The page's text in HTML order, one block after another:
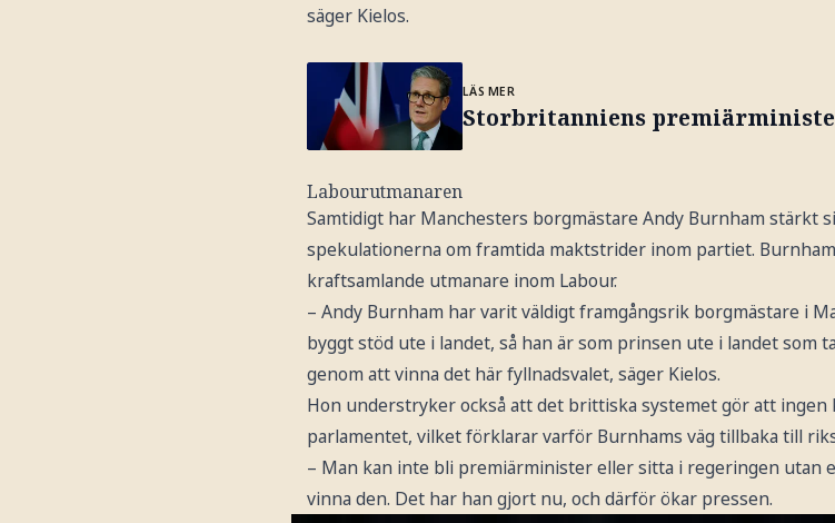
säger Kielos.
LÄS MER
Storbritanniens
Labourutmanaren
Samtidigt har Manchesters borgmästare Andy Burnham stärkt
spekulationerna om framtida maktstrider inom partiet.
kraftsamlande utmanare inom Labour.
– Andy Burnham har varit väldigt framgångsrik borgmästare i
byggt stöd ute i landet, så han är som prinsen ute i landet som
genom att vinna det här fyllnadsvalet, säger Kielos.
Hon understryker också att det brittiska systemet gör att
parlamentet, vilket förklarar varför Burnhams väg tillbaka till
– Man kan inte bli premiärminister eller sitta i regeringen utan
vinna den. Det har han gjort nu, och därför ökar pressen.